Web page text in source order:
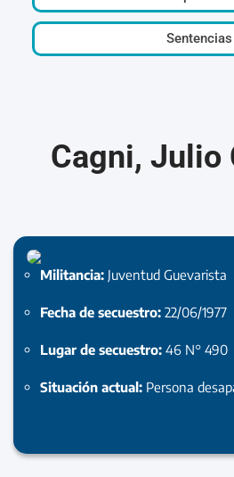
Sentencias
Cagni, Julio
Militancia: Juventud Guevarista
Fecha de secuestro: 22/06/1977
Lugar de secuestro: 46 N° 490
Situación actual: Persona